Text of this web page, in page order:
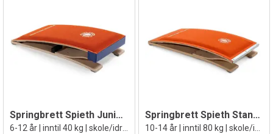
Springbrett Spieth Junior VM
6-12 år | inntil 40 kg | skole/idrett
Springbrett Spieth Standard
10-14 år | inntil 80 kg | skole/idrett